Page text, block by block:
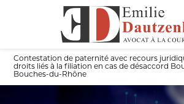
Contestation de paternité avec recours
droits liés à la filiation en cas de désaccord
Bouches-du-Rhône
Panneau de gestion des cookies